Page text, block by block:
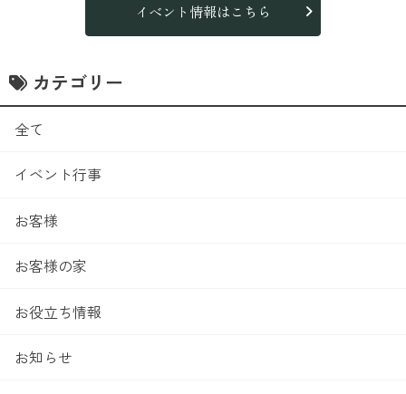
イベント情報はこちら
カテゴリー
全て
イベント行事
お客様
お客様の家
お役立ち情報
お知らせ